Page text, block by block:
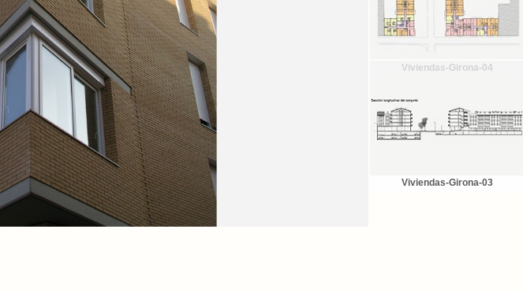
Viviendas-Girona-04
Viviendas-Girona-03